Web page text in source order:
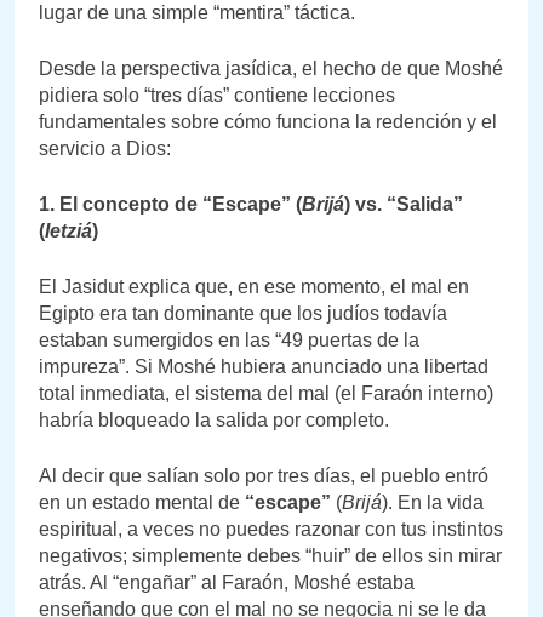
lugar de una simple “mentira” táctica.
Desde la perspectiva jasídica, el hecho de que Moshé
pidiera solo “tres días” contiene lecciones
fundamentales sobre cómo funciona la redención y el
servicio a Dios:
1. El concepto de “Escape” (Brijá) vs. “Salida”
(Ietziá)
El Jasidut explica que, en ese momento, el mal en
Egipto era tan dominante que los judíos todavía
estaban sumergidos en las “49 puertas de la
impureza”. Si Moshé hubiera anunciado una libertad
total inmediata, el sistema del mal (el Faraón interno)
habría bloqueado la salida por completo.
Al decir que salían solo por tres días, el pueblo entró
en un estado mental de “escape” (Brijá). En la vida
espiritual, a veces no puedes razonar con tus instintos
negativos; simplemente debes “huir” de ellos sin mirar
atrás. Al “engañar” al Faraón, Moshé estaba
enseñando que con el mal no se negocia ni se le da